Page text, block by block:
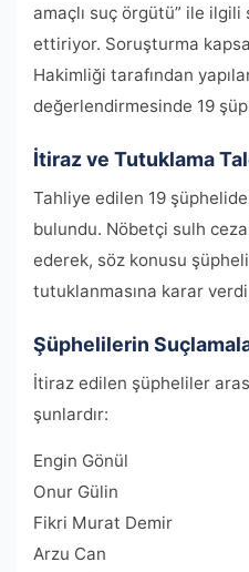
amaçlı suç örgütü” ile ilgili
ettiriyor. Soruşturma
Hakimliği tarafından
değerlendirmesinde 19
İtiraz ve Tutuklama
Tahliye edilen 19
bulundu. Nöbetçi sulh
ederek, söz konusu
tutuklanmasına karar
Şüphelilerin
İtiraz edilen şüpheliler
şunlardır:
Engin Gönül
Onur Gülin
Fikri Murat Demir
Arzu Can